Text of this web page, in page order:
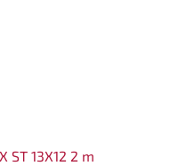
ST 13X12 2 m